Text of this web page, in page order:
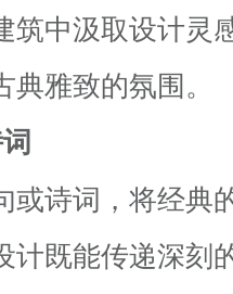
筑中汲取设计灵
雅致的氛围。
或诗词，将经典
计既能传递深刻